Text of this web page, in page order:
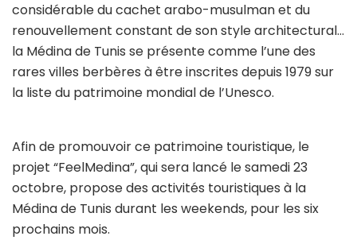
considérable du cachet arabo-musulman et du
renouvellement constant de son style architectural…
la Médina de Tunis se présente comme l’une des
rares villes berbères à être inscrites depuis 1979 sur
la liste du patrimoine mondial de l’Unesco.
Afin de promouvoir ce patrimoine touristique, le
projet “FeelMedina”, qui sera lancé le samedi 23
octobre, propose des activités touristiques à la
Médina de Tunis durant les weekends, pour les six
prochains mois.